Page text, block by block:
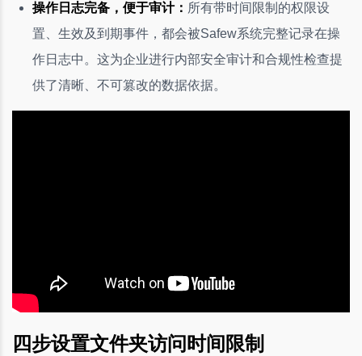
操作日志完备，便于审计： 所有带时间限制的权限设
置、生效及到期事件，都会被Safew系统完整记录在操
作日志中。这为企业进行内部安全审计和合规性检查提
供了清晰、不可篡改的数据依据。
四步设置文件夹访问时间限制